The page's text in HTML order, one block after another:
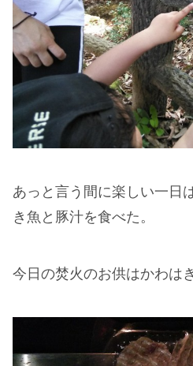
あっと言う間に楽しい一日
き魚と豚汁を食べた。
今日の焚火のお供はかわは